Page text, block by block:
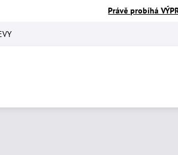
Právě probíhá